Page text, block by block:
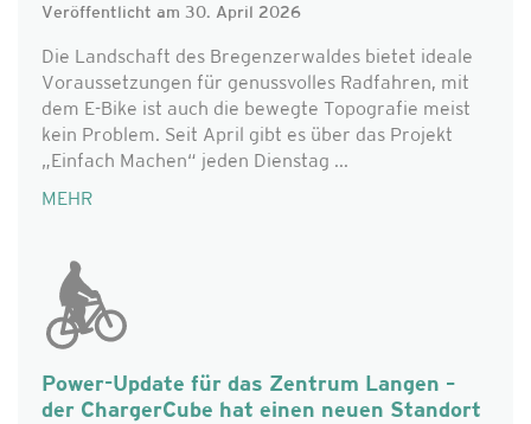
Veröffentlicht am 30. April 2026
Die Landschaft des Bregenzerwaldes bietet ideale
Voraussetzungen für genussvolles Radfahren, mit
dem E-Bike ist auch die bewegte Topografie meist
kein Problem. Seit April gibt es über das Projekt
„Einfach Machen“ jeden Dienstag ...
MEHR
Power-Update für das Zentrum Langen –
der ChargerCube hat einen neuen Standort